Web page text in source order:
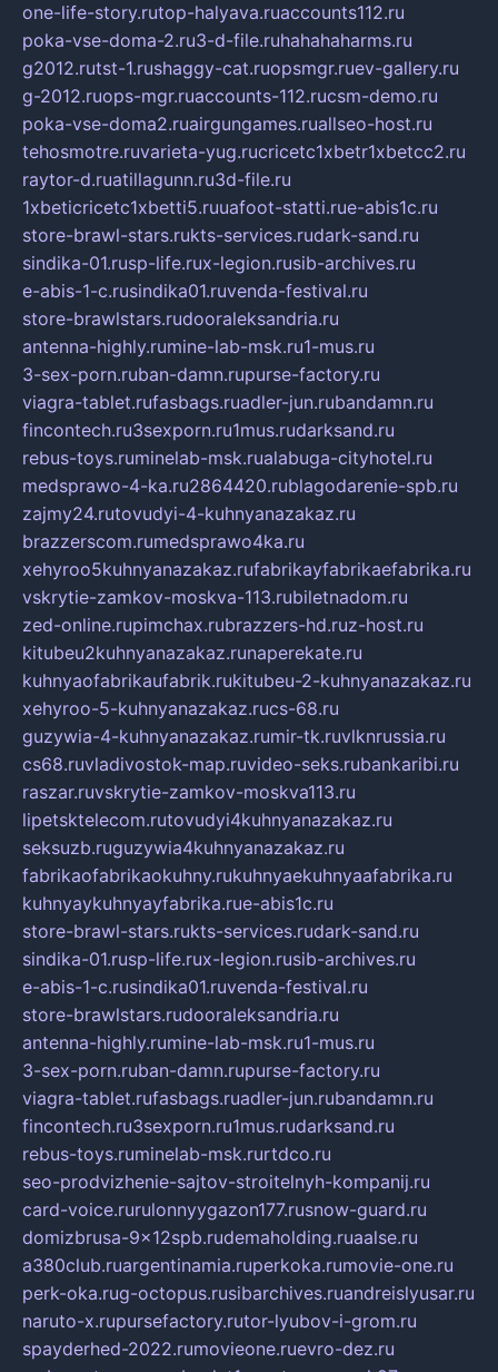
one-life-story.rutop-halyava.ruaccounts112.ru
poka-vse-doma-2.ru3-d-file.ruhahahaharms.ru
g2012.rutst-1.rushaggy-cat.ruopsmgr.ruev-gallery.ru
g-2012.ruops-mgr.ruaccounts-112.rucsm-demo.ru
poka-vse-doma2.ruairgungames.ruallseo-host.ru
tehosmotre.ruvarieta-yug.rucricetc1xbetr1xbetcc2.ru
raytor-d.ruatillagunn.ru3d-file.ru
1xbeticricetc1xbetti5.ruuafoot-statti.rue-abis1c.ru
store-brawl-stars.rukts-services.rudark-sand.ru
sindika-01.rusp-life.rux-legion.rusib-archives.ru
e-abis-1-c.rusindika01.ruvenda-festival.ru
store-brawlstars.rudooraleksandria.ru
antenna-highly.rumine-lab-msk.ru1-mus.ru
3-sex-porn.ruban-damn.rupurse-factory.ru
viagra-tablet.rufasbags.ruadler-jun.rubandamn.ru
fincontech.ru3sexporn.ru1mus.rudarksand.ru
rebus-toys.ruminelab-msk.rualabuga-cityhotel.ru
medsprawo-4-ka.ru2864420.rublagodarenie-spb.ru
zajmy24.rutovudyi-4-kuhnyanazakaz.ru
brazzerscom.rumedsprawo4ka.ru
xehyroo5kuhnyanazakaz.rufabrikayfabrikaefabrika.ru
vskrytie-zamkov-moskva-113.rubiletnadom.ru
zed-online.rupimchax.rubrazzers-hd.ruz-host.ru
kitubeu2kuhnyanazakaz.runaperekate.ru
kuhnyaofabrikaufabrik.rukitubeu-2-kuhnyanazakaz.ru
xehyroo-5-kuhnyanazakaz.rucs-68.ru
guzywia-4-kuhnyanazakaz.rumir-tk.ruvlknrussia.ru
cs68.ruvladivostok-map.ruvideo-seks.rubankaribi.ru
raszar.ruvskrytie-zamkov-moskva113.ru
lipetsktelecom.rutovudyi4kuhnyanazakaz.ru
seksuzb.ruguzywia4kuhnyanazakaz.ru
fabrikaofabrikaokuhny.rukuhnyaekuhnyaafabrika.ru
kuhnyaykuhnyayfabrika.rue-abis1c.ru
store-brawl-stars.rukts-services.rudark-sand.ru
sindika-01.rusp-life.rux-legion.rusib-archives.ru
e-abis-1-c.rusindika01.ruvenda-festival.ru
store-brawlstars.rudooraleksandria.ru
antenna-highly.rumine-lab-msk.ru1-mus.ru
3-sex-porn.ruban-damn.rupurse-factory.ru
viagra-tablet.rufasbags.ruadler-jun.rubandamn.ru
fincontech.ru3sexporn.ru1mus.rudarksand.ru
rebus-toys.ruminelab-msk.rurtdco.ru
seo-prodvizhenie-sajtov-stroitelnyh-kompanij.ru
card-voice.rurulonnyygazon177.rusnow-guard.ru
domizbrusa-9x12spb.rudemaholding.ruaalse.ru
a380club.ruargentinamia.ruperkoka.rumovie-one.ru
perk-oka.rug-octopus.rusibarchives.ruandreislyusar.ru
naruto-x.rupursefactory.rutor-lyubov-i-grom.ru
spayderhed-2022.rumovieone.ruevro-dez.ru